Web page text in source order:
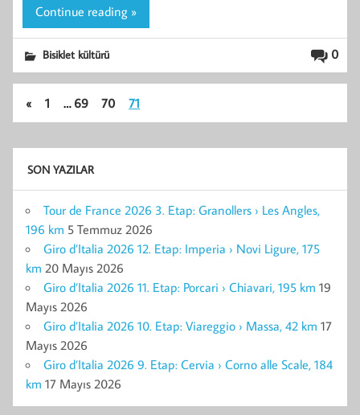
Continue reading »
0
Bisiklet kültürü
« 1 … 69 70 71
SON YAZILAR
Tour de France 2026 3. Etap: Granollers › Les Angles,
196 km 5 Temmuz 2026
Giro d’Italia 2026 12. Etap: Imperia › Novi Ligure, 175
km 20 Mayıs 2026
Giro d’Italia 2026 11. Etap: Porcari › Chiavari, 195 km 19
Mayıs 2026
Giro d’Italia 2026 10. Etap: Viareggio › Massa, 42 km 17
Mayıs 2026
Giro d’Italia 2026 9. Etap: Cervia › Corno alle Scale, 184
km 17 Mayıs 2026